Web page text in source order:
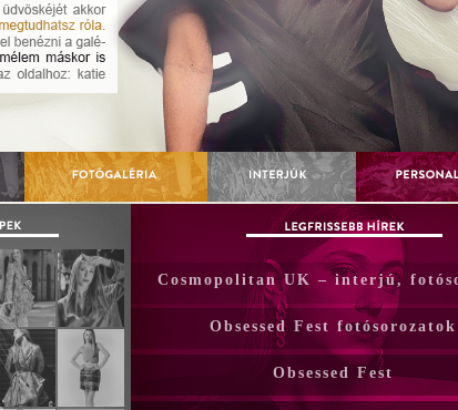
Cosmopolitan UK – interjú,
Obsessed Fest fotósorozatok
Obsessed Fest